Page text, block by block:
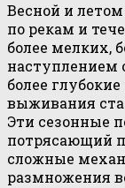
Весной и
по рекам и
более мелких,
наступлением
более
выживания
Эти сезонные
потрясающий
сложные
размножения